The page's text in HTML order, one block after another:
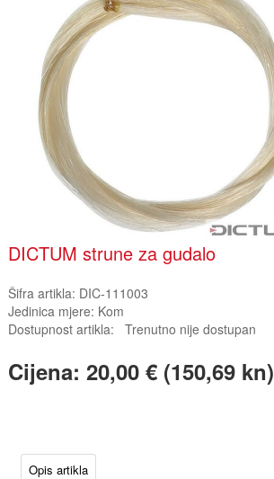
DICTUM strune za gudalo
Šifra artikla: DIC-111003
Jedinica mjere: Kom
Dostupnost artikla: Trenutno nije dostupan
Cijena: 20,00 € (150,69 kn)
Opis artikla